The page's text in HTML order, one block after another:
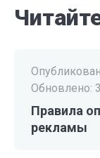
Обновлено:
Правила
рекламы